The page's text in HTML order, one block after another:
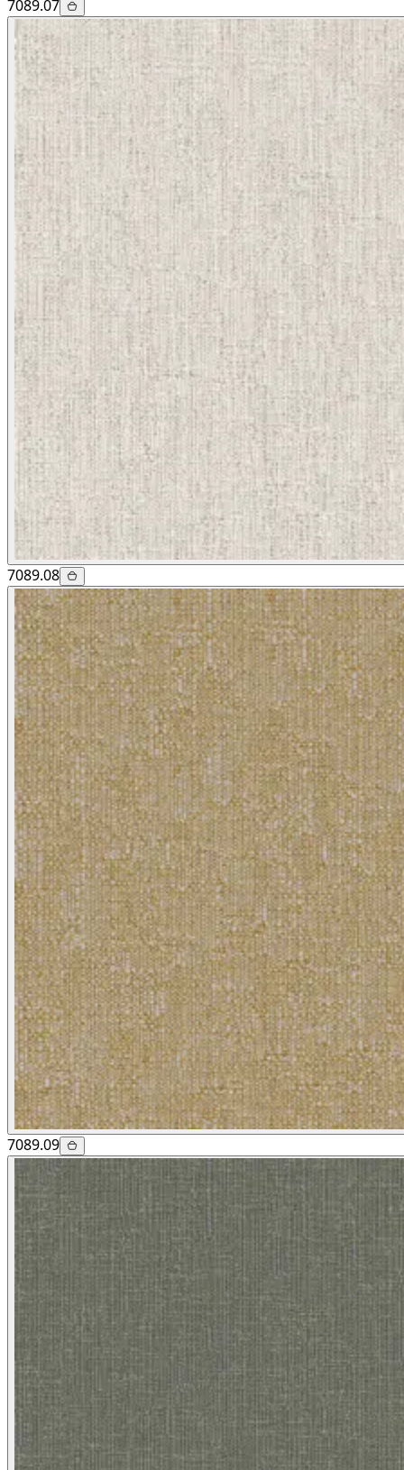
7089.07
7089.08
7089.09